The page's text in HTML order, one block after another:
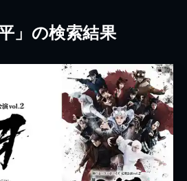
」の検索結果